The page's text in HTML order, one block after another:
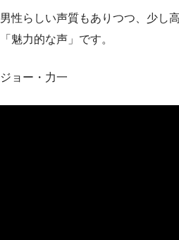
男性らしい声質もありつつ、少し
「魅力的な声」です。
ジョー・力一